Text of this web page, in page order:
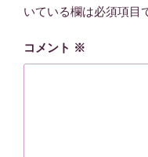
いている欄は必須項目
コメント ※